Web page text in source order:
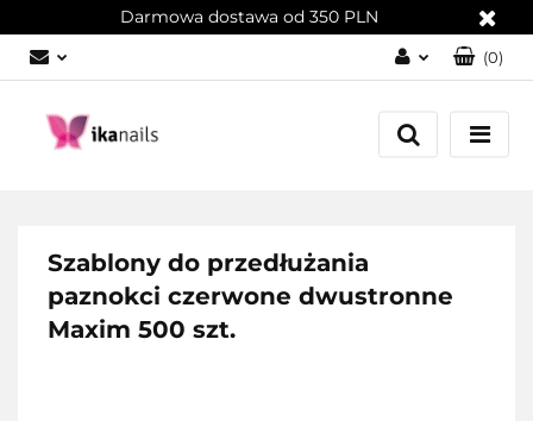
Darmowa dostawa od 350 PLN
Zaloguj się
Załóż konto
(0)
Szablony do przedłużania
paznokci czerwone dwustronne
Maxim 500 szt.